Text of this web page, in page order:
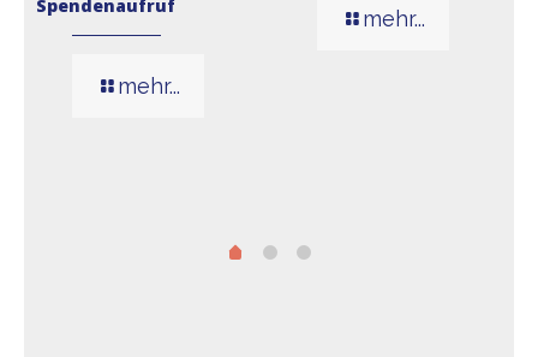
Spendenaufruf
mehr...
mehr...